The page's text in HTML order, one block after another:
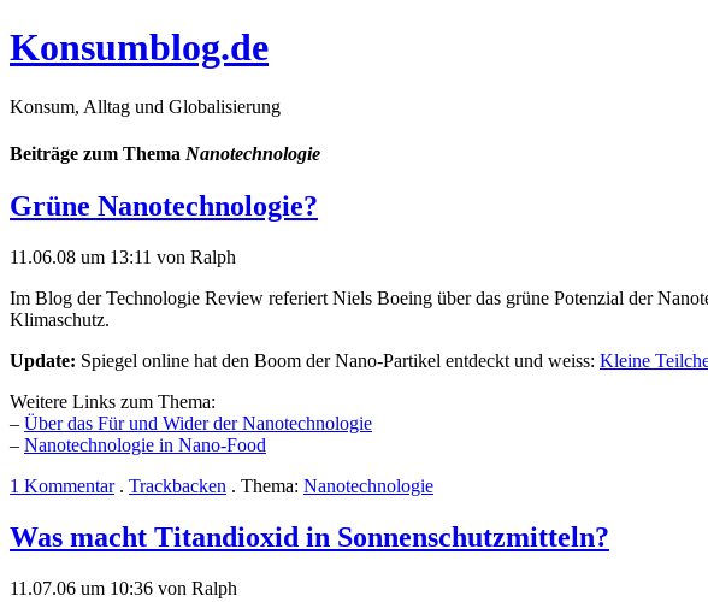
Konsumblog.de
Konsum, Alltag und Globalisierung
Beiträge zum Thema Nanotechnologie
Grüne Nanotechnologie?
11.06.08 um 13:11 von Ralph
Im Blog der Technologie Review referiert Niels Boeing über das grüne Potenzial der
Klimaschutz.
Update: Spiegel online hat den Boom der Nano-Partikel entdeckt und weiss: Kleine
Weitere Links zum Thema:
– Über das Für und Wider der Nanotechnologie
– Nanotechnologie in Nano-Food
1 Kommentar. Trackbacken . Thema: Nanotechnologie
Was macht Titandioxid in Sonnenschutzmitteln?
11.07.06 um 10:36 von Ralph